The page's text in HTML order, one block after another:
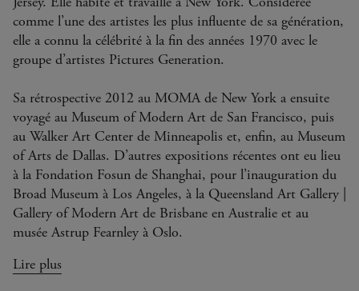
comme l’une des artistes les plus influente de sa génération,
elle a connu la célébrité à la fin des années 1970 avec le
groupe d’artistes Pictures Generation.
Sa rétrospective 2012 au MOMA de New York a ensuite
voyagé au Museum of Modern Art de San Francisco, puis
au Walker Art Center de Minneapolis et, enfin, au Museum
of Arts de Dallas. D’autres expositions récentes ont eu lieu
à la Fondation Fosun de Shanghai, pour l’inauguration du
Broad Museum à Los Angeles, à la Queensland Art Gallery |
Gallery of Modern Art de Brisbane en Australie et au
musée Astrup Fearnley à Oslo.
Lire plus